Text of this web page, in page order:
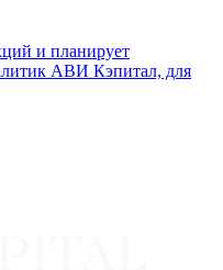
и планирует
АВИ Кэпитал, для